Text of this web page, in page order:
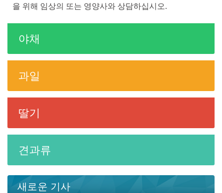
을 위해 임상의 또는 영양사와 상담하십시오.
야채
과일
딸기
견과류
새로운 기사